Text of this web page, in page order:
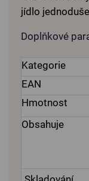
jídlo jednoduše
Doplňkové
Kategorie
EAN
Hmotnost
Obsahuje